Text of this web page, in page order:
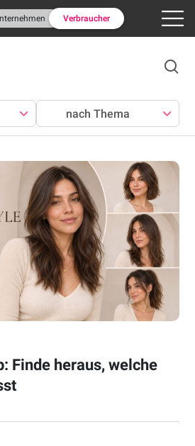
Verbraucher
nach Thema
Finde heraus, welche